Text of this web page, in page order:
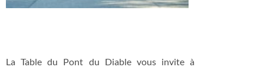
La Table du Pont du Diable vous invite à